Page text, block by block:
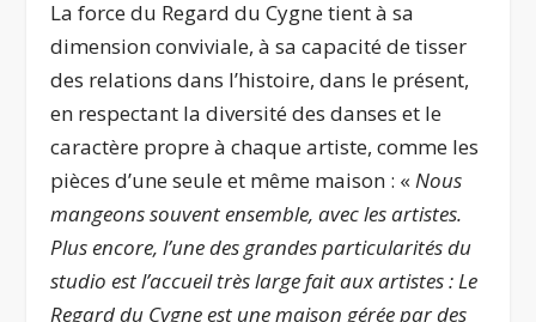
La force du Regard du Cygne tient à sa
dimension conviviale, à sa capacité de tisser
des relations dans l’histoire, dans le présent,
en respectant la diversité des danses et le
caractère propre à chaque artiste, comme les
pièces d’une seule et même maison : «Nous
mangeons souvent ensemble, avec les artistes.
Plus encore, l’une des grandes particularités du
studio est l’accueil très large fait aux artistes : Le
Regard du Cygne est une maison gérée par des